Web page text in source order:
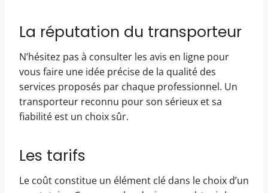
La réputation du transporteur
N’hésitez pas à consulter les avis en ligne pour
vous faire une idée précise de la qualité des
services proposés par chaque professionnel. Un
transporteur reconnu pour son sérieux et sa
fiabilité est un choix sûr.
Les tarifs
Le coût constitue un élément clé dans le choix d’un